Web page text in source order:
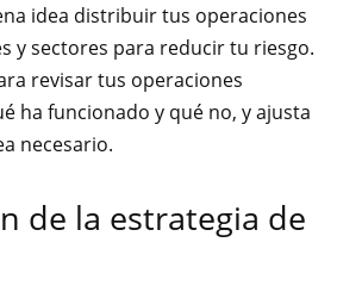
idea distribuir tus operaciones
y sectores para reducir tu riesgo.
revisar tus operaciones
ha funcionado y qué no, y ajusta
necesario.
de la estrategia de